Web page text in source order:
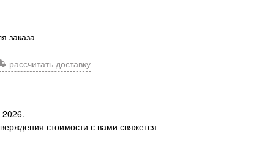
заказа
рассчитать доставку
2026.
стоимости с вами свяжется